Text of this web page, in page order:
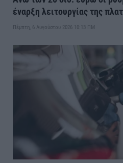
έναρξη λειτουργίας της
Πέμπτη, 6 Αυγούστου 2026 10:13 ΠΜ